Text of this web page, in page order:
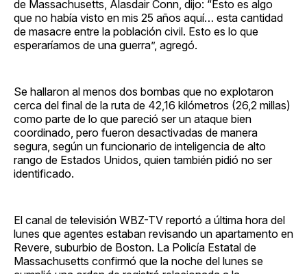
de Massachusetts, Alasdair Conn, dijo: “Esto es algo
que no había visto en mis 25 años aquí… esta cantidad
de masacre entre la población civil. Esto es lo que
esperaríamos de una guerra”, agregó.
Se hallaron al menos dos bombas que no explotaron
cerca del final de la ruta de 42,16 kilómetros (26,2 millas)
como parte de lo que pareció ser un ataque bien
coordinado, pero fueron desactivadas de manera
segura, según un funcionario de inteligencia de alto
rango de Estados Unidos, quien también pidió no ser
identificado.
El canal de televisión WBZ-TV reportó a última hora del
lunes que agentes estaban revisando un apartamento en
Revere, suburbio de Boston. La Policía Estatal de
Massachusetts confirmó que la noche del lunes se